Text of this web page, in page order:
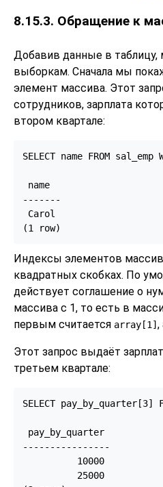
8.15.3. Обращение к
Добавив данные в
выборкам. Сначала мы
элемент массива. Этот
сотрудников, зарплата
втором квартале:
SELECT name FROM
name
-------
Carol
(1 row)
Индексы элементов
квадратных скобках. По
действует соглашение о
массива с 1, то есть в
первым считается array[1] ,
Этот запрос выдаёт
третьем квартале:
SELECT pay_by_quarter[3]
pay_by_quarter
----------------
          10000
          25000